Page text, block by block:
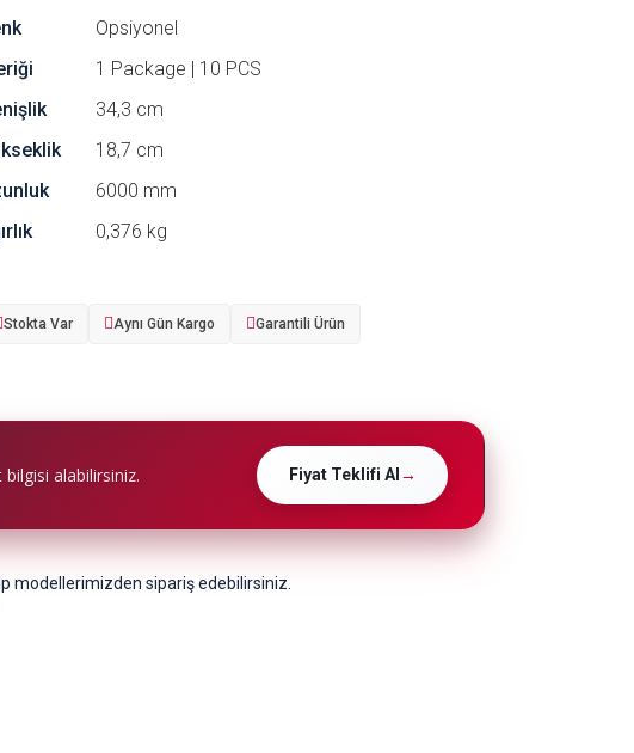
Opsiyonel
1 Package | 10 PCS
34,3 cm
18,7 cm
6000 mm
0,376 kg
Stokta Var Aynı Gün Kargo Garantili Ürün
alabilirsiniz. Fiyat Teklifi Al →
modellerimizden sipariş edebilirsiniz.